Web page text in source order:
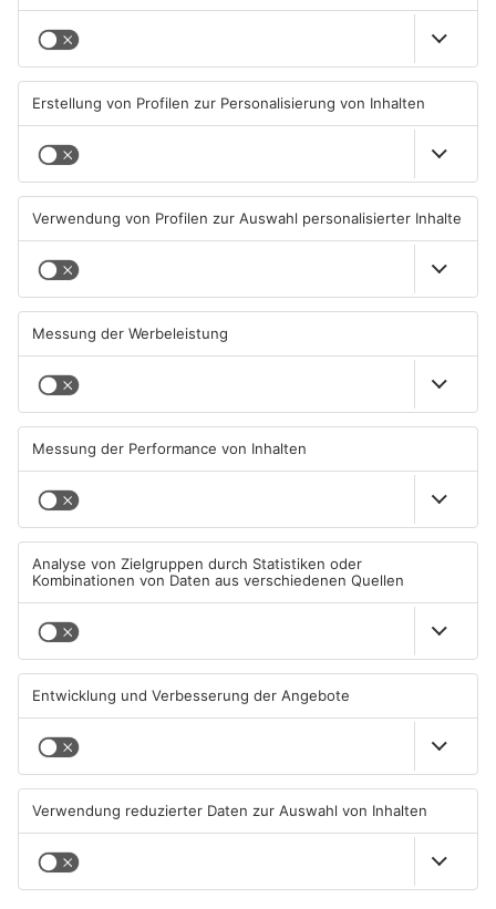
Sportergebnisse: TV
Großwallstadt gewinnt den
Untermain-Cup
Sport: Viktoria mit
Traumstart – Alzenau und
TOPNEWS
Saisonstart für Viktoria
Aschaffenburg und Bayern
01.08.2026, 08:40 UHR IN SPORT
TOPNEWS
Untermain-Cup 2026:
Handball-Elite trifft sich in
01.08.2026, 08:37 UHR IN SPORT